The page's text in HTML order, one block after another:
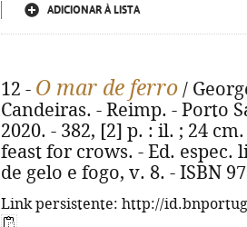
ADICIONAR À LISTA
12 - O mar de ferro /
Candeiras. - Reimp. - Porto
2020. - 382, [2] p. : il. ; 24
feast for crows. - Ed. espec.
de gelo e fogo, v. 8. - ISBN
Link persistente: http://